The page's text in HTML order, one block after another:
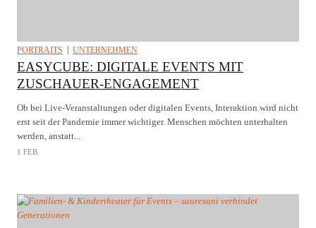
PORTRAITS UNTERNEHMEN
EASYCUBE: DIGITALE EVENTS MIT
ZUSCHAUER-ENGAGEMENT
Ob bei Live-Veranstaltungen oder digitalen Events, Interaktion wird nicht
erst seit der Pandemie immer wichtiger. Menschen möchten unterhalten
werden, anstatt...
1 FEB.